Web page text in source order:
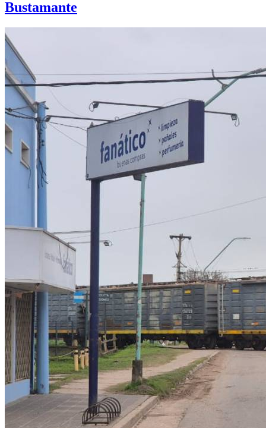
Bustamante